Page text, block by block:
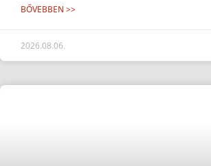
BŐVEBBEN >>
2026.08.06.